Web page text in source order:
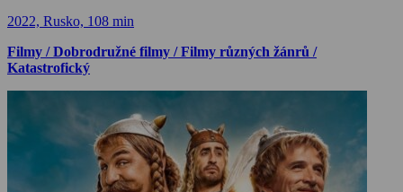
2022, Rusko, 108 min
Filmy / Dobrodružné filmy / Filmy různých žánrů /
Katastrofický